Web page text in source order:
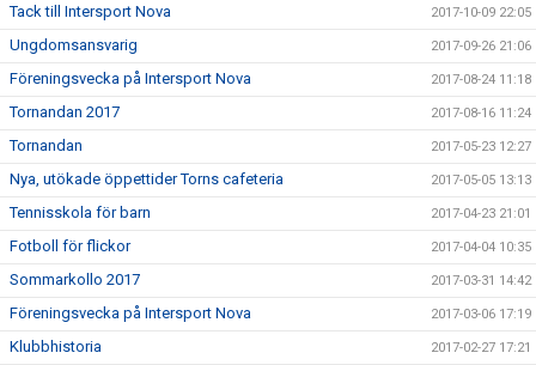
Tack till Intersport Nova 2017-10-09 22:05
Ungdomsansvarig 2017-09-26 21:06
Föreningsvecka på Intersport Nova 2017-08-24 11:18
Tornandan 2017 2017-08-16 11:24
Tornandan 2017-05-23 12:27
Nya, utökade öppettider Torns cafeteria 2017-05-05 13:13
Tennisskola för barn 2017-04-23 21:01
Fotboll för flickor 2017-04-04 10:35
Sommarkollo 2017 2017-03-31 14:42
Föreningsvecka på Intersport Nova 2017-03-06 17:19
Klubbhistoria 2017-02-27 17:21